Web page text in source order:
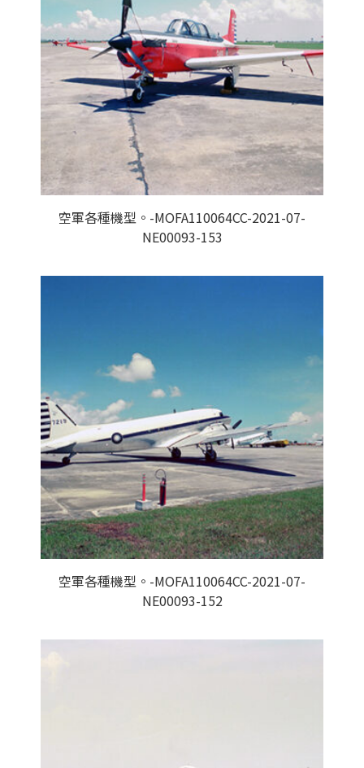
空軍各種機型。-MOFA110064CC-2021-07-
NE00093-153
空軍各種機型。-MOFA110064CC-2021-07-
NE00093-152